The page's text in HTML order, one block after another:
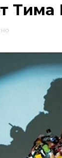
Тима